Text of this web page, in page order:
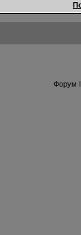
Форум